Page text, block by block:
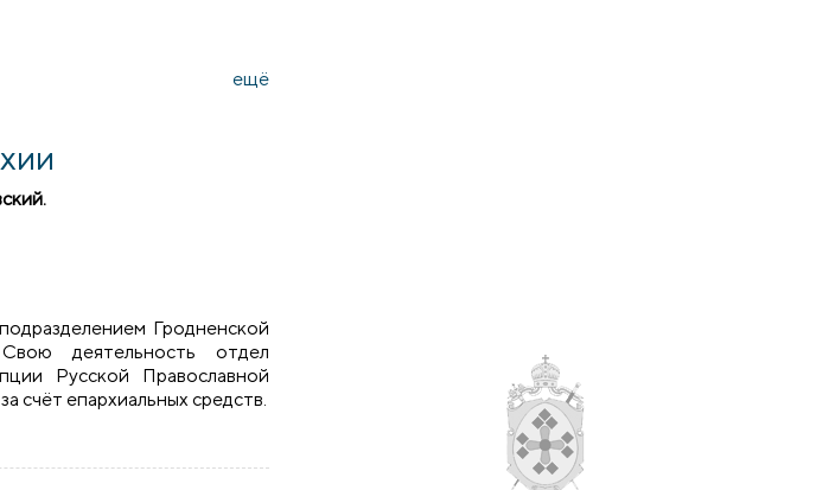
ещё
Гродненской
деятельность отдел
Русской Православной
счёт епархиальных средств.